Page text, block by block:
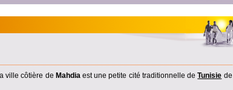
ville côtière de Mahdiaest une petite cité traditionnelle deTunisie de